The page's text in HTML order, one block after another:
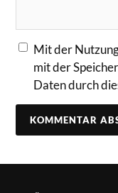
Mit der
mit der
Daten durch